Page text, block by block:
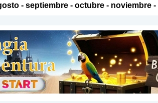
- septiembre- octubre- noviembre-